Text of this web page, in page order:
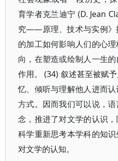
育学者克兰迪宁 (D. Jean
究——原理、技术与实例》
的加工如何影响人们的心
向，在塑造或绘制人一生
作用。 (34) 叙述甚至被赋
忆、倾听与理解他人进而
方式。因而我们可以说，
念，推进了对文学的认识
科学重新思考本学科的知
对文学的认知。